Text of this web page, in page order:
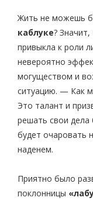
Жить не можешь
каблуке? Значит,
привыкла к роли
невероятно
могуществом и
ситуацию. — Как
Это талант и
решать свои дела
будет очаровать
наденем.
Приятно было
поклонницы